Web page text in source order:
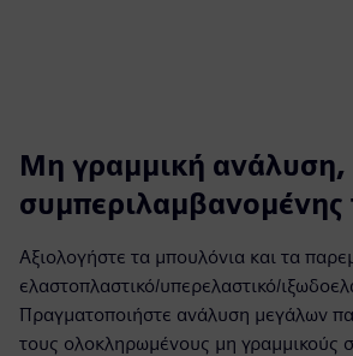
Μη γραμμική ανάλυση,
συμπεριλαμβανομένης
Αξιολογήστε τα μπουλόνια και τα
ελαστοπλαστικό/υπερελαστικό/
Πραγματοποιήστε ανάλυση μεγάλων
τους ολοκληρωμένους μη γραμμικούς